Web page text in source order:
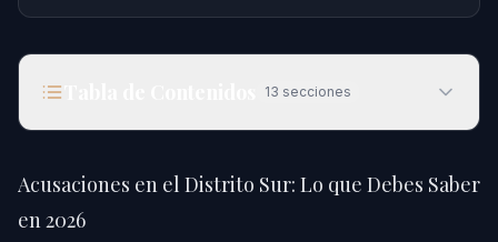
13 secciones
Respuesta Rápida
Acusaciones en el Distrito Sur: Lo que Debes Saber
en 2026